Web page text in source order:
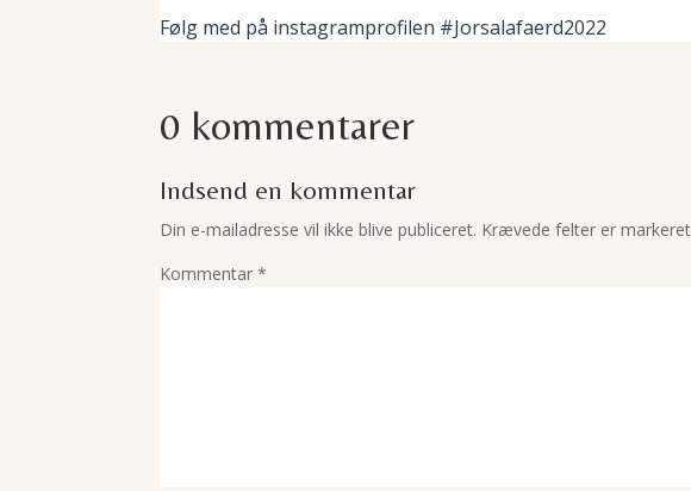
Følg med på instagramprofilen #Jorsalafaerd2022
0 kommentarer
Indsend en kommentar
Din e-mailadresse vil ikke blive publiceret. Krævede felter er
Kommentar*